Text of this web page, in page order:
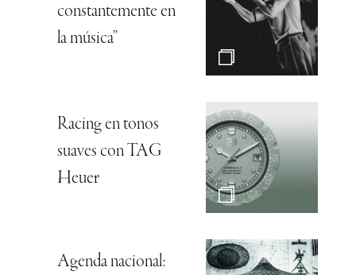
constantemente en
la música”
Racing en tonos
suaves con TAG
Heuer
Agenda nacional: